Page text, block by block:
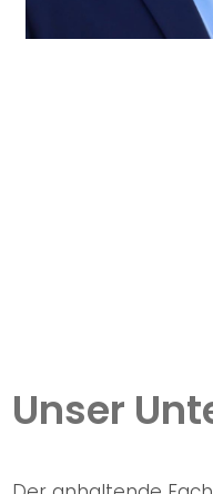
Unser